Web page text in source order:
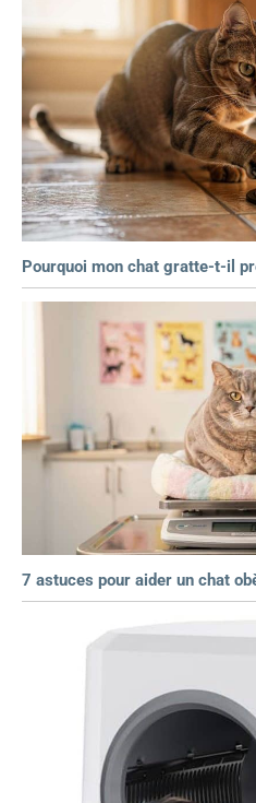
Pourquoi mon chat gratte-t-il
7 astuces pour aider un chat